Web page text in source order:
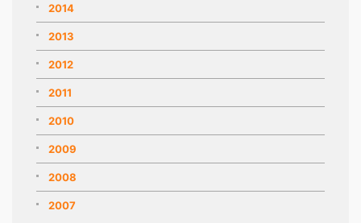
2014
2013
2012
2011
2010
2009
2008
2007